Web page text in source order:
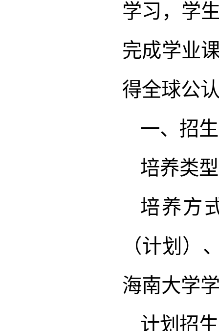
学习，学
完成学业
得全球公
一、招
培养类
培养方
（计划）
海南大学
计划招